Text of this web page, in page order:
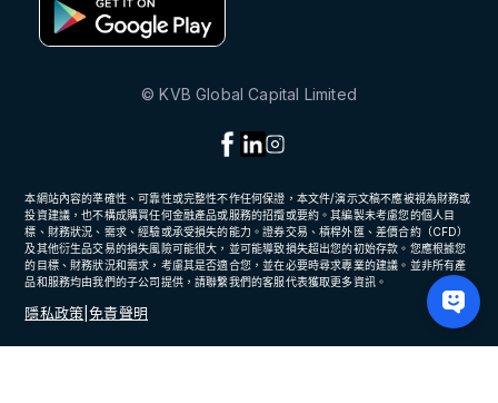
© KVB Global Capital Limited
本網站內容的準確性、可靠性或完整性不作任何保證，本文件/演示文稿不應被視為財務或
投資建議，也不構成購買任何金融產品或服務的招攬或要約。其編製未考慮您的個人目
標、財務狀況、需求、經驗或承受損失的能力。證券交易、槓桿外匯、差價合約（CFD）
及其他衍生品交易的損失風險可能很大，並可能導致損失超出您的初始存款。您應根據您
的目標、財務狀況和需求，考慮其是否適合您，並在必要時尋求專業的建議。並非所有產
品和服務均由我們的子公司提供，請聯繫我們的客服代表獲取更多資訊。
隱私政策 |免責聲明